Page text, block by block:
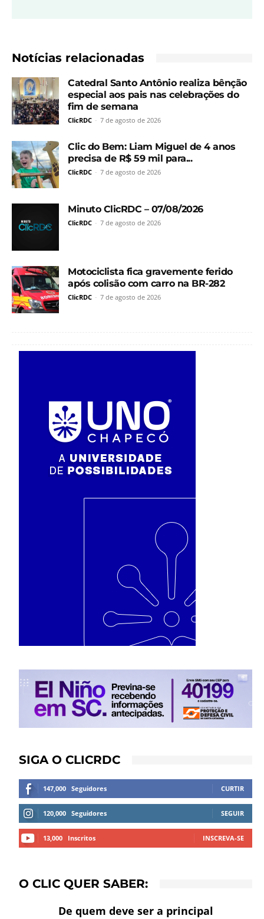
Notícias relacionadas
Catedral Santo Antônio realiza bênção
especial aos pais nas celebrações do
fim de semana
ClicRDC - 7 de agosto de 2026
Clic do Bem: Liam Miguel de 4 anos
precisa de R$ 59 mil para...
ClicRDC - 7 de agosto de 2026
Minuto ClicRDC – 07/08/2026
ClicRDC - 7 de agosto de 2026
Motociclista fica gravemente ferido
após colisão com carro na BR-282
ClicRDC - 7 de agosto de 2026
SIGA O CLICRDC
147,000 Seguidores CURTIR
120,000 Seguidores SEGUIR
13,000 Inscritos INSCREVA-SE
O CLIC QUER SABER:
De quem deve ser a principal